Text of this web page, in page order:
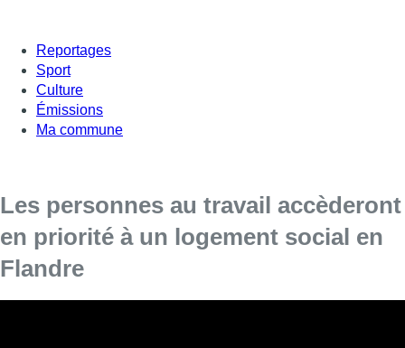
Reportages
Sport
Culture
Émissions
Ma commune
Les personnes au travail accèderont
en priorité à un logement social en
Flandre